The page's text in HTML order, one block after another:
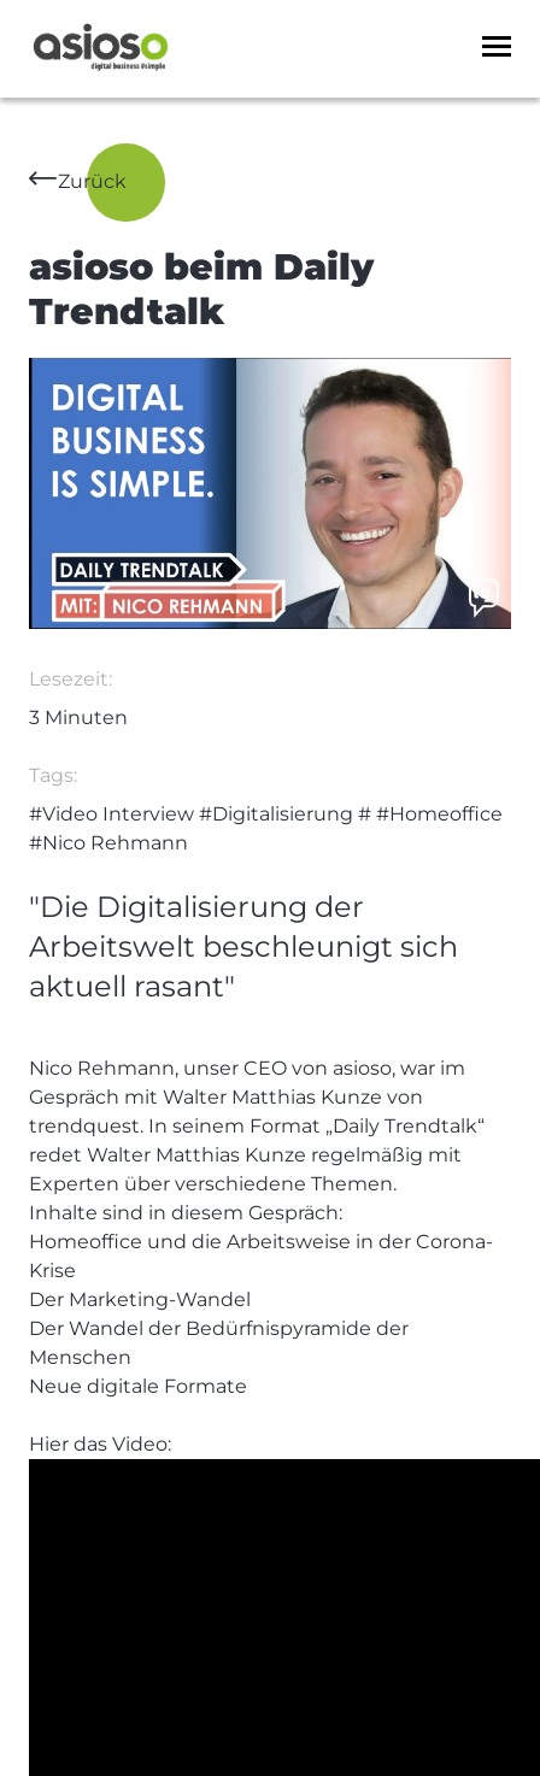
Zurück
asioso beim Daily
Trendtalk
Lesezeit:
3 Minuten
Tags:
#Video Interview #Digitalisierung # #Homeoffice
#Nico Rehmann
"Die Digitalisierung der
Arbeitswelt beschleunigt sich
aktuell rasant"
Nico Rehmann, unser CEO von asioso, war im
Gespräch mit Walter Matthias Kunze von
trendquest. In seinem Format „Daily Trendtalk“
redet Walter Matthias Kunze regelmäßig mit
Experten über verschiedene Themen.
Inhalte sind in diesem Gespräch:
Homeoffice und die Arbeitsweise in der Corona-
Krise
Der Marketing-Wandel
Der Wandel der Bedürfnispyramide der
Menschen
Neue digitale Formate
Hier das Video: